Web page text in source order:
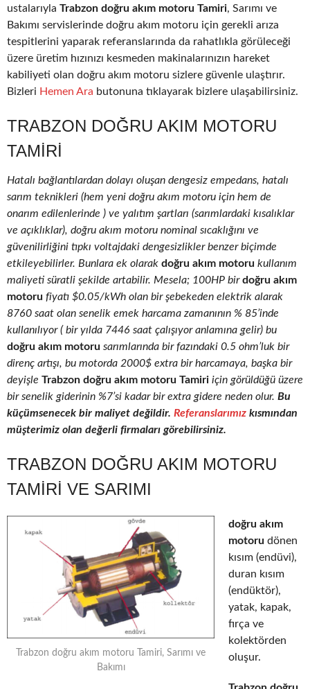
ustalarıyla Trabzon doğru akım motoru Tamiri, Sarımı ve
Bakımı servislerinde doğru akım motoru için gerekli arıza
tespitlerini yaparak referanslarında da rahatlıkla görüleceği
üzere üretim hızınızı kesmeden makinalarınızın hareket
kabiliyeti olan doğru akım motoru sizlere güvenle ulaştırır.
Bizleri Hemen Ara butonuna tıklayarak bizlere ulaşabilirsiniz.
TRABZON DOĞRU AKIM MOTORU
TAMIRI
Hatalı bağlantılardan dolayı oluşan dengesiz empedans, hatalı
sarım teknikleri (hem yeni doğru akım motoru için hem de
onarım edilenlerinde ) ve yalıtım şartları (sarımlardaki kısalıklar
ve açıklıklar), doğru akım motoru nominal sıcaklığını ve
güvenilirliğini tıpkı voltajdaki dengesizlikler benzer biçimde
etkileyebilirler. Bunlara ek olarak doğru akım motoru kullanım
maliyeti süratli şekilde artabilir. Mesela; 100HP birdoğru akım
motoru fiyatı $0.05/kWh olan bir şebekeden elektrik alarak
8760 saat olan senelik emek harcama zamanının % 85’inde
kullanılıyor ( bir yılda 7446 saat çalışıyor anlamına gelir) bu
doğru akım motoru sarımlarında bir fazındaki 0.5 ohm’luk bir
direnç artışı, bu motorda 2000$ extra bir harcamaya, başka bir
deyişle Trabzon doğru akım motoru Tamiri için görüldüğü üzere
bir senelik giderinin %7’si kadar bir extra gidere neden olur. Bu
küçümsenecek bir maliyet değildir. Referanslarımız kısmından
müşterimiz olan değerli firmaları görebilirsiniz.
TRABZON DOĞRU AKIM MOTORU
TAMIRI VE SARIMI
Trabzon doğru akım motoru Tamiri, Sarımı ve
Bakımı
doğru akım
motoru dönen
kısım (endüvi),
duran kısım
(endüktör),
yatak, kapak,
fırça ve
kolektörden
oluşur.